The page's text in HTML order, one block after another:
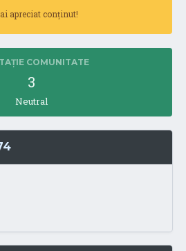
apreciat conținut!
COMUNITATE
3
Neutral